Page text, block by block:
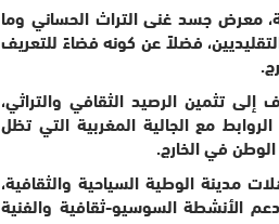
معرض جسد غنى التراث الحساني وما
فضلاً عن كونه فضاءً للتعريف
تثمين الرصيد الثقافي والتراثي،
مع الجالية المغربية التي تظل
في الخارج.
مدينة الوطية السياحية والثقافية،
الأنشطة السوسيو-ثقافية والفنية